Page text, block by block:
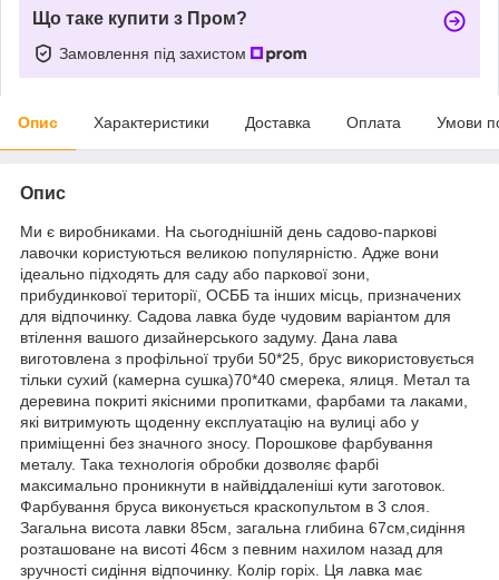
Що таке купити з Пром?
Замовлення під захистом
Опис Характеристики Доставка Оплата Умови
Опис
Ми є виробниками. На сьогоднішній день садово-паркові
лавочки користуються великою популярністю. Адже вони
ідеально підходять для саду або паркової зони,
прибудинкової території, ОСББ та інших місць, призначених
для відпочинку. Садова лавка буде чудовим варіантом для
втілення вашого дизайнерського задуму. Дана лава
виготовлена ​​з профільної труби 50*25, брус використовується
тільки сухий (камерна сушка)70*40 смерека, ялиця. Метал та
деревина покриті якісними пропитками, фарбами та лаками,
які витримують щоденну експлуатацію на вулиці або у
приміщенні без значного зносу. Порошкове фарбування
металу. Така технологія обробки дозволяє фарбі
максимально проникнути в найвіддаленіші кути заготовок.
Фарбування бруса виконується краскопультом в 3 слоя.
Загальна висота лавки 85см, загальна глибина 67см,сидіння
розташоване на висоті 46см з певним нахилом назад для
зручності сидіння відпочинку. Колір горіх. Ця лавка має